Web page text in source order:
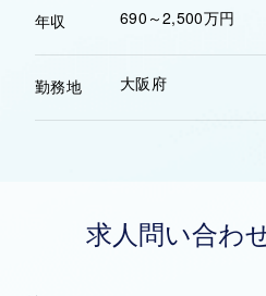
年収 690～2,500万円
勤務地 大阪府
求人問い合わ